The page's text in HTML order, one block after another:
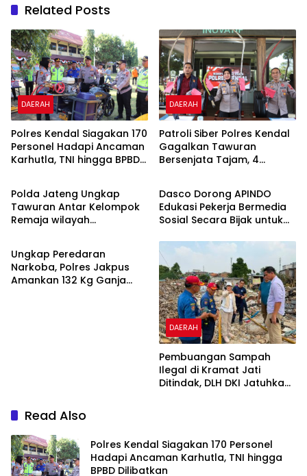
Related Posts
DAERAH
Polres Kendal Siagakan 170
Personel Hadapi Ancaman
Karhutla, TNI hingga BPBD
DAERAH
Patroli Siber Polres Kendal
Gagalkan Tawuran
Bersenjata Tajam, 4
DAERAH
Polda Jateng Ungkap
Tawuran Antar Kelompok
Remaja wilayah
DPO Diburu
DAERAH
Dasco Dorong APINDO
Edukasi Pekerja Bermedia
Sosial Secara Bijak untuk
DAERAH
Ungkap Peredaran
Narkoba, Polres Jakpus
Amankan 132 Kg Ganja
DAERAH
Pembuangan Sampah
Ilegal di Kramat Jati
Ditindak, DLH DKI Jatuhkan
Read Also
Polres Kendal Siagakan 170 Personel
Hadapi Ancaman Karhutla, TNI hingga
BPBD Dilibatkan